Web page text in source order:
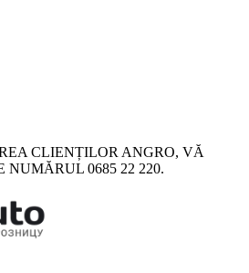
CLIENȚILOR ANGRO, VĂ
NUMĂRUL 0685 22 220.